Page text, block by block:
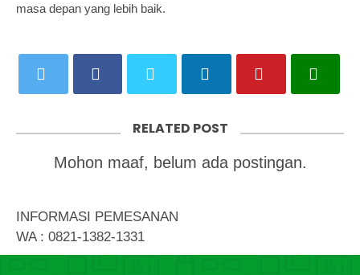
masa depan yang lebih baik.
RELATED POST
Mohon maaf, belum ada postingan.
INFORMASI PEMESANAN
WA : 0821-1382-1331